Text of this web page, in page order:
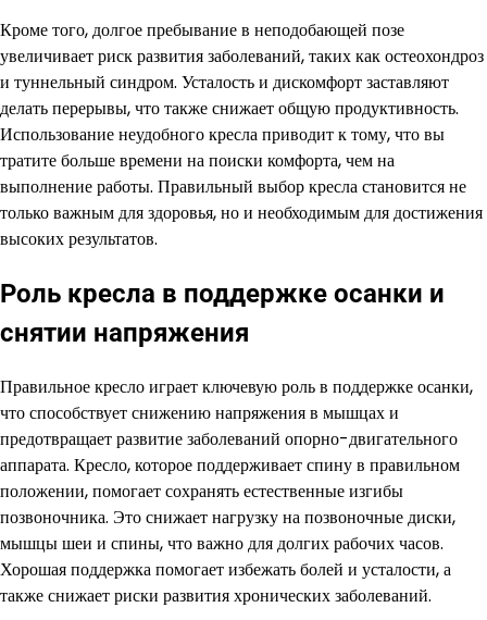
Кроме того, долгое пребывание в неподобающей позе
увеличивает риск развития заболеваний, таких как остеохондроз
и туннельный синдром. Усталость и дискомфорт заставляют
делать перерывы, что также снижает общую продуктивность.
Использование неудобного кресла приводит к тому, что вы
тратите больше времени на поиски комфорта, чем на
выполнение работы. Правильный выбор кресла становится не
только важным для здоровья, но и необходимым для достижения
высоких результатов.
Роль кресла в поддержке осанки и
снятии напряжения
Правильное кресло играет ключевую роль в поддержке осанки,
что способствует снижению напряжения в мышцах и
предотвращает развитие заболеваний опорно-двигательного
аппарата. Кресло, которое поддерживает спину в правильном
положении, помогает сохранять естественные изгибы
позвоночника. Это снижает нагрузку на позвоночные диски,
мышцы шеи и спины, что важно для долгих рабочих часов.
Хорошая поддержка помогает избежать болей и усталости, а
также снижает риски развития хронических заболеваний.